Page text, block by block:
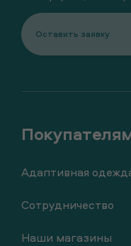
Адаптивная
Сотрудничество
Наши магазины
Оставить заявку